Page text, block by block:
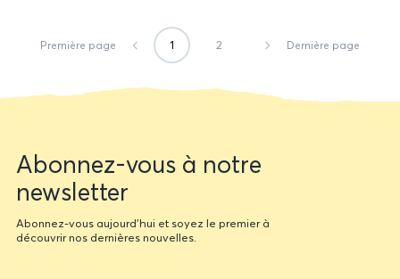
Première page 1 2 Dernière page
Newsletter
form
Abonnez-vous à notre
newsletter
Abonnez-vous aujourd'hui et soyez le premier à
découvrir nos dernières nouvelles.